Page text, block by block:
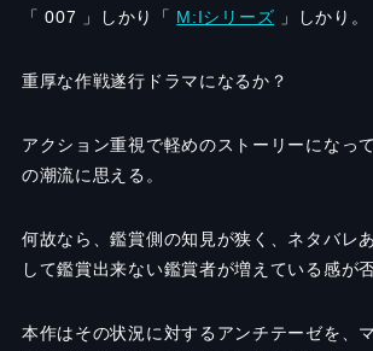
「 007 」しかり 「 M:Iシリーズ 」しかり。
重厚な作戦遂行ドラマになるか？
アクション重視で軽めのストーリーになっ
の潮流に思える。
何故なら、鑑賞側の知見が狭く、ネタバレ
して鑑賞出来ない鑑賞者が増えている感が
本作はその状況に対するアンチテーゼを、